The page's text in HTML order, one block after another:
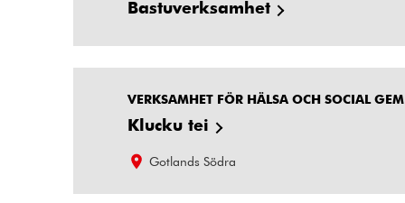
Bastuverksamhet
VERKSAMHET FÖR HÄLSA OCH SOCIAL
Klucku tei
Gotlands Södra